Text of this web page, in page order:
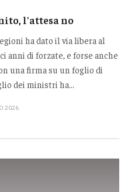
l'attesa no
ha dato il via libera al
anni di forzate, e forse anche
una firma su un foglio di
dei ministri ha...
2026